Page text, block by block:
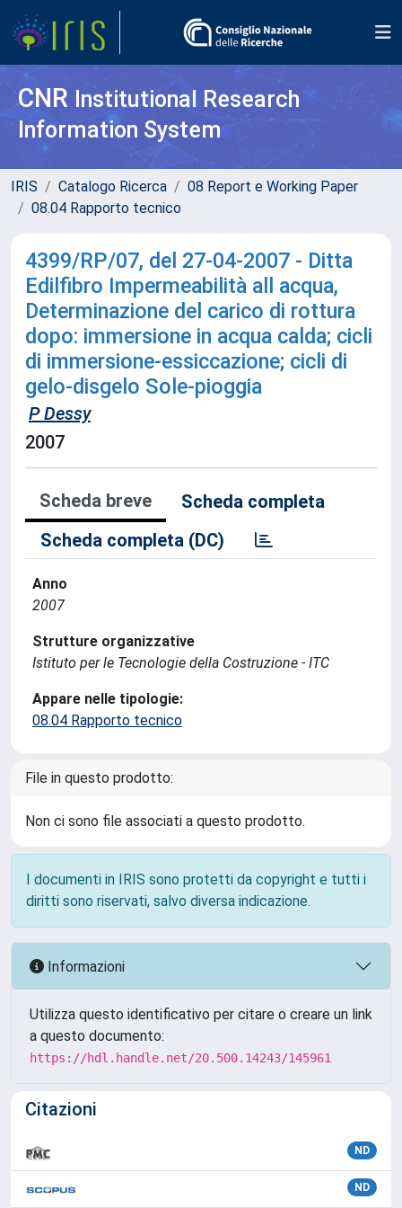
CNR Institutional Research
Information System
IRIS Catalogo Ricerca
08 Report e Working Paper
08.04 Rapporto tecnico
4399/RP/07, del 27-04-2007 - Ditta
Edilfibro Impermeabilità all acqua,
Determinazione del carico di rottura
dopo: immersione in acqua calda; cicli
di immersione-essiccazione; cicli di
gelo-disgelo Sole-pioggia
P Dessy
2007
Scheda breve
Scheda completa
Scheda completa (DC)
Anno
2007
Strutture organizzative
Istituto per le Tecnologie della Costruzione - ITC
Appare nelle tipologie:
08.04 Rapporto tecnico
File in questo prodotto:
Non ci sono file associati a questo prodotto.
I documenti in IRIS sono protetti da copyright e tutti i
diritti sono riservati, salvo diversa indicazione.
Informazioni
Utilizza questo identificativo per citare o creare un link
a questo documento:
https://hdl.handle.net/20.500.14243/145961
Citazioni
ND
ND